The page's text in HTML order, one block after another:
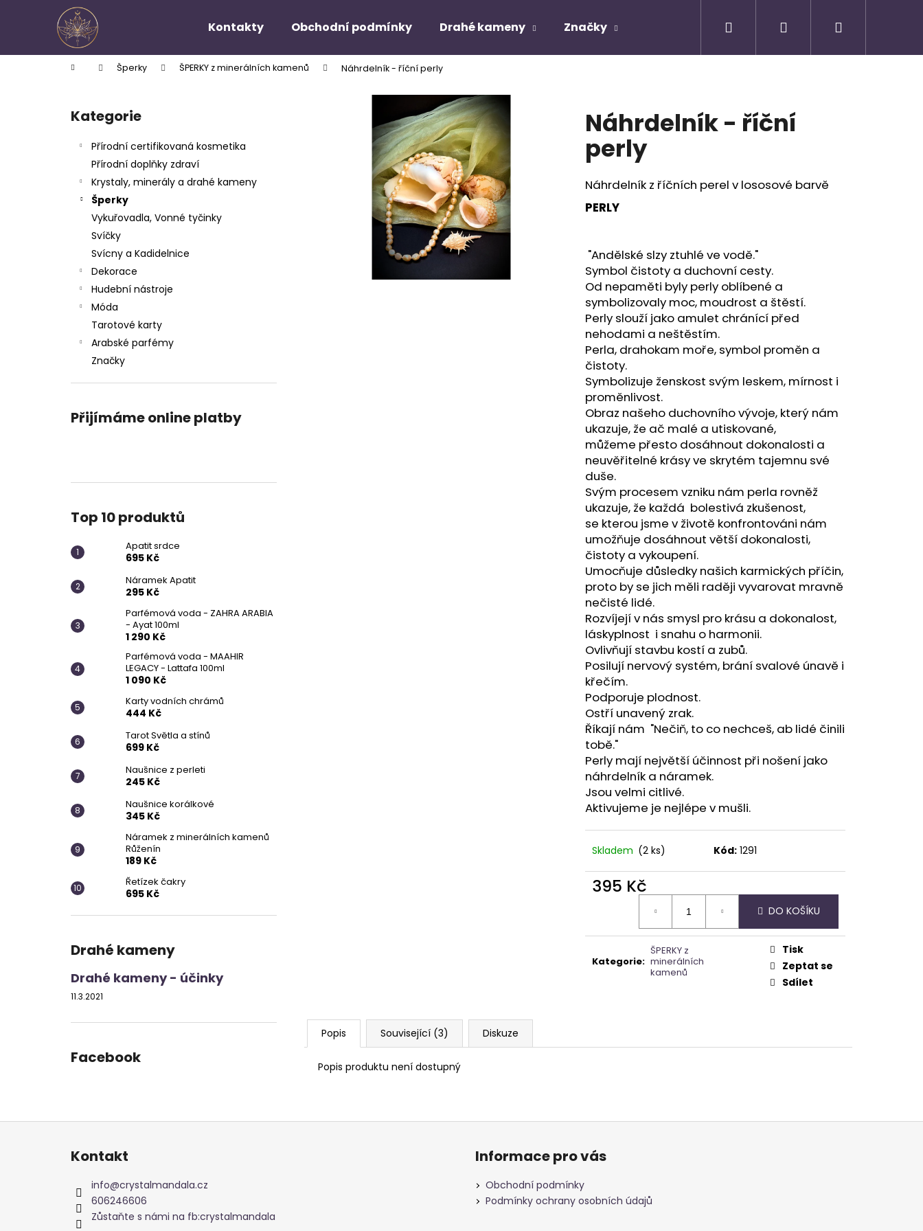
Kontakty Obchodní podmínky Drahé kameny Značky Přihlášení
Domů Šperky ŠPERKY z minerálních kamenů Náhrdelník - říční perly
Přeskočit
kategorie
Kategorie
Přírodní certifikovaná kosmetika
Přírodní doplňky zdraví
Krystaly, minerály a drahé kameny
Šperky
Vykuřovadla, Vonné tyčinky
Svíčky
Svícny a Kadidelnice
Dekorace
Hudební nástroje
Móda
Tarotové karty
Arabské parfémy
Značky
Přijímáme online platby
Top 10 produktů
Apatit srdce
695 Kč
Náramek Apatit
295 Kč
Parfémová voda - ZAHRA ARABIA
- Ayat 100ml
1 290 Kč
Parfémová voda - MAAHIR
LEGACY - Lattafa 100ml
1 090 Kč
Karty vodních chrámů
444 Kč
Tarot Světla a stínů
699 Kč
Naušnice z perleti
245 Kč
Naušnice korálkové
345 Kč
Náramek z minerálních kamenů
Růženín
189 Kč
Řetízek čakry
695 Kč
Drahé kameny
Drahé kameny - účinky
11.3.2021
Facebook
Náhrdelník - říční
perly
Náhrdelník z říčních perel v lososové barvě
PERLY
"Andělské slzy ztuhlé ve vodě."
Symbol čistoty a duchovní cesty.
Od nepaměti byly perly oblíbené a
symbolizovaly moc, moudrost a štěstí.
Perly slouží jako amulet chránící před
nehodami a neštěstím.
Perla, drahokam moře, symbol proměn a
čistoty.
Symbolizuje ženskost svým leskem, mírnost i
proměnlivost.
Obraz našeho duchovního vývoje, který nám
ukazuje, že ač malé a utiskované,
můžeme přesto dosáhnout dokonalosti a
neuvěřitelné krásy ve skrytém tajemnu své
duše.
Svým procesem vzniku nám perla rovněž
ukazuje, že každá bolestivá zkušenost,
se kterou jsme v životě konfrontováni nám
umožňuje dosáhnout větší dokonalosti,
čistoty a vykoupení.
Umocňuje důsledky našich karmických příčin,
proto by se jich měli raději vyvarovat mravně
nečisté lidé.
Rozvíjejí v nás smysl pro krásu a dokonalost,
láskyplnost i snahu o harmonii.
Ovlivňují stavbu kostí a zubů.
Posilují nervový systém, brání svalové únavě i
křečím.
Podporuje plodnost.
Ostří unavený zrak.
Říkají nám "Nečiň, to co nechceš, ab lidé činili
tobě."
Perly mají největší účinnost při nošení jako
náhrdelník a náramek.
Jsou velmi citlivé.
Aktivujeme je nejlépe v mušli.
Skladem (2 ks) Kód: 1291
395 Kč
DO KOŠÍKU
Kategorie:
ŠPERKY z
minerálních
kamenů
Tisk
Zeptat se
Sdílet
Popis Související (3) Diskuze
Popis produktu není dostupný
í
Zpět
do
Zpět
do
Co potřebujete najít?
Doporučujeme
APATIT SRDCE
695 Kč
PARFÉMOVÁ VODA - ZAHRA ARABIA -
AYAT 100ML
Z
Kontakt
info@crystalmandala.cz
606246606
Zůstaňte s námi na fb:crystalmandala
Informace pro vás
Obchodní podmínky
Podmínky ochrany osobních údajů